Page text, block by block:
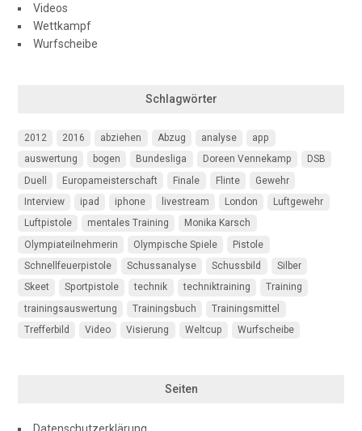
Videos
Wettkampf
Wurfscheibe
Schlagwörter
2012 2016 abziehen Abzug analyse
app
auswertung
bogen Bundesliga Doreen Vennekamp
DSB
Duell
Europameisterschaft Finale Flinte
Gewehr
Interview
ipad iphone livestream London
Luftgewehr
Luftpistole
mentales Training
Monika Karsch
Olympiateilnehmerin
Olympische Spiele
Pistole
Schnellfeuerpistole
Schussanalyse Schussbild
Silber
Skeet
Sportpistole technik techniktraining
Training
trainingsauswertung
Trainingsbuch
Trainingsmittel
Trefferbild
Video Visierung Weltcup Wurfscheibe
Seiten